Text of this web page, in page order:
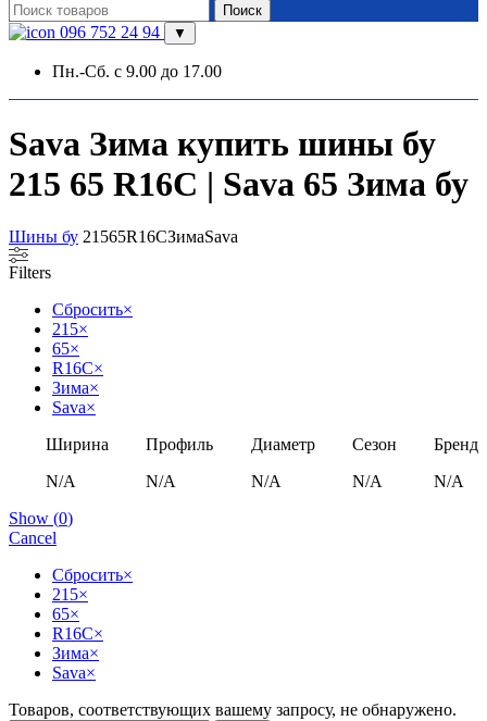
Поиск
096 752 24 94 ▼
Пн.-Сб. с 9.00 до 17.00
Sava Зима купить шины бу
215 65 R16C | Sava 65 Зима бу
Шины бу 21565R16CЗимаSava
Filters
Сбросить×
215×
65×
R16C×
Зима×
Sava×
Ширина
N/A
Профиль
N/A
Диаметр
N/A
Сезон
N/A
Бренд
N/A
Show (0)
Cancel
Сбросить×
215×
65×
R16C×
Зима×
Sava×
Товаров, соответствующих вашему запросу, не обнаружено.